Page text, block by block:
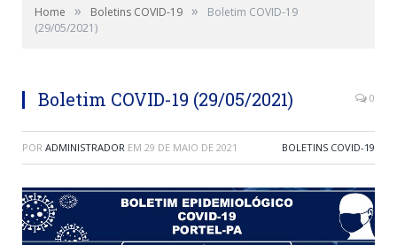
Home » Boletins COVID-19 »
Boletim COVID-19
(29/05/2021)
Boletim COVID-19 (29/05/2021) 0
POR ADMINISTRADOR EM 29 DE MAIO DE 2021 BOLETINS COVID-19